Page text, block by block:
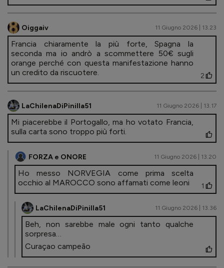
Oiggaiv 11 Giugno 2026 | 13.23
Francia chiaramente la più forte, Spagna la
seconda ma io andrò a scommettere 50€ sugli
orange perché con questa manifestazione hanno
un credito da riscuotere.
2
LaChilenaDiPinilla51 11 Giugno 2026 | 13.17
Mi piacerebbe il Portogallo, ma ho votato Francia,
sulla carta sono troppo più forti.
FORZA e ONORE 11 Giugno 2026 | 13.20
Ho messo NORVEGIA come prima scelta
occhio al MAROCCO sono affamati come leoni
1
LaChilenaDiPinilla51 11 Giugno 2026 | 13.36
Beh, non sarebbe male ogni tanto qualche
sorpresa…
Curaçao campeão